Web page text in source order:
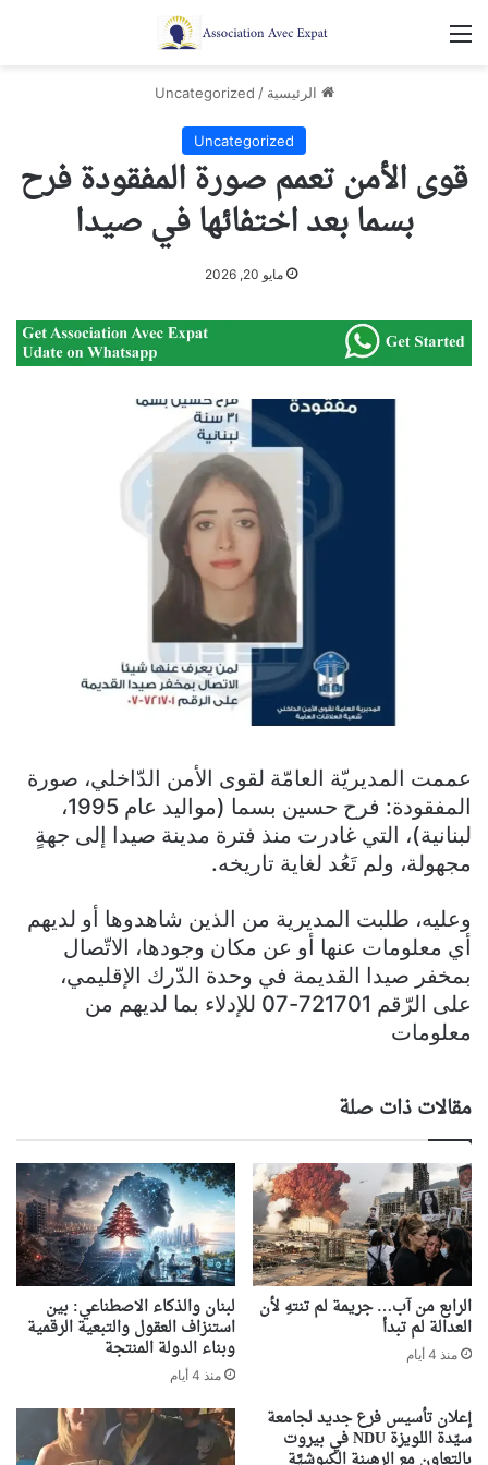
القائمة
الرئيسية /
Uncategorized
Uncategorized
قوى الأمن تعمم صورة المفقودة فرح
بسما بعد اختفائها في صيدا
مايو 20, 2026
عممت المديريّة العامّة لقوى الأمن الدّاخلي، صورة
المفقودة: فرح حسين بسما (مواليد عام 1995،
لبنانية)، التي غادرت منذ فترة مدينة صيدا إلى جهةٍ
مجهولة، ولم تَعُد لغاية تاريخه.
وعليه، طلبت المديرية من الذين شاهدوها أو لديهم
أي معلومات عنها أو عن مكان وجودها، الاتّصال
بمخفر صيدا القديمة في وحدة الدّرك الإقليمي،
على الرّقم 721701-07 للإدلاء بما لديهم من
معلومات
مقالات ذات صلة
الرابع من آب… جريمة لم تنتهِ لأن
العدالة لم تبدأ
منذ 4 أيام
لبنان والذكاء الاصطناعي: بين
استنزاف العقول والتبعية الرقمية
وبناء الدولة المنتجة
منذ 4 أيام
إعلان تأسيس فرع جديد لجامعة
سيّدة اللويزة NDU في بيروت